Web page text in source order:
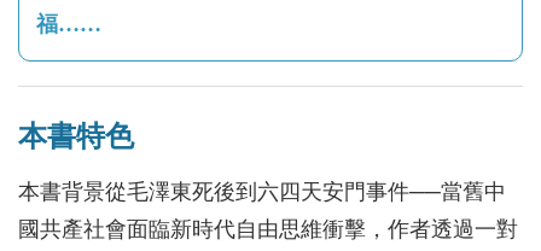
福……
本書特色
本書背景從毛澤東死後到六四天安門事件──當舊中
國共產社會面臨新時代自由思維衝擊，作者透過一對